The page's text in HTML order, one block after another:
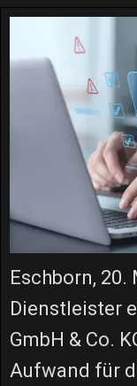
Eschborn, 20.
Dienstleister
GmbH & Co.
Aufwand für